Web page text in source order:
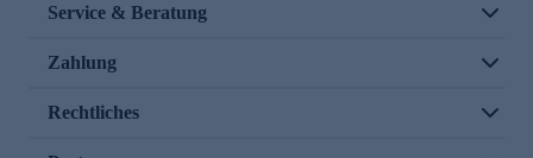
Service & Beratung
Zahlung
Rechtliches